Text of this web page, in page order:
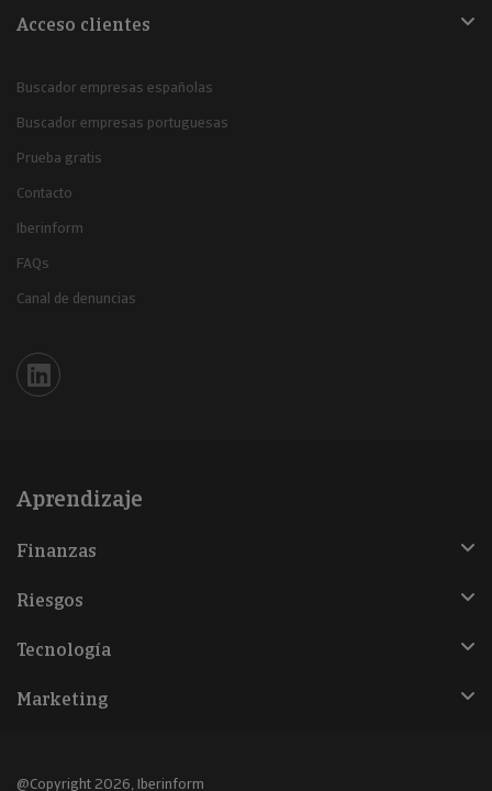
Acceso clientes
Buscador empresas españolas
Buscador empresas portuguesas
Prueba gratis
Contacto
Iberinform
FAQs
Canal de denuncias
Iberinform en Linkedin
Aprendizaje
Finanzas
Riesgos
Tecnología
Marketing
@Copyright 2026, Iberinform